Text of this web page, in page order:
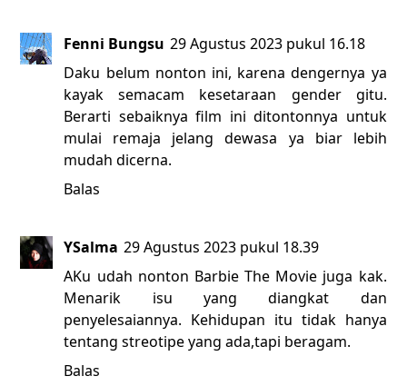
Fenni Bungsu 29 Agustus 2023 pukul 16.18
Daku belum nonton ini, karena dengernya ya
kayak semacam kesetaraan gender gitu.
Berarti sebaiknya film ini ditontonnya untuk
mulai remaja jelang dewasa ya biar lebih
mudah dicerna.
Balas
YSalma 29 Agustus 2023 pukul 18.39
AKu udah nonton Barbie The Movie juga kak.
Menarik isu yang diangkat dan
penyelesaiannya. Kehidupan itu tidak hanya
tentang streotipe yang ada,tapi beragam.
Balas